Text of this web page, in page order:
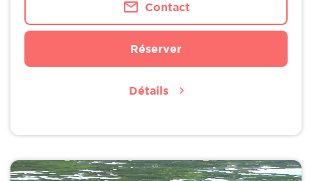
Contact
Réserver
Détails